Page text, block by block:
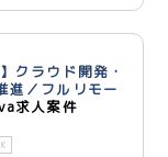
クラウド開発・
進／フルリモー
求人案件